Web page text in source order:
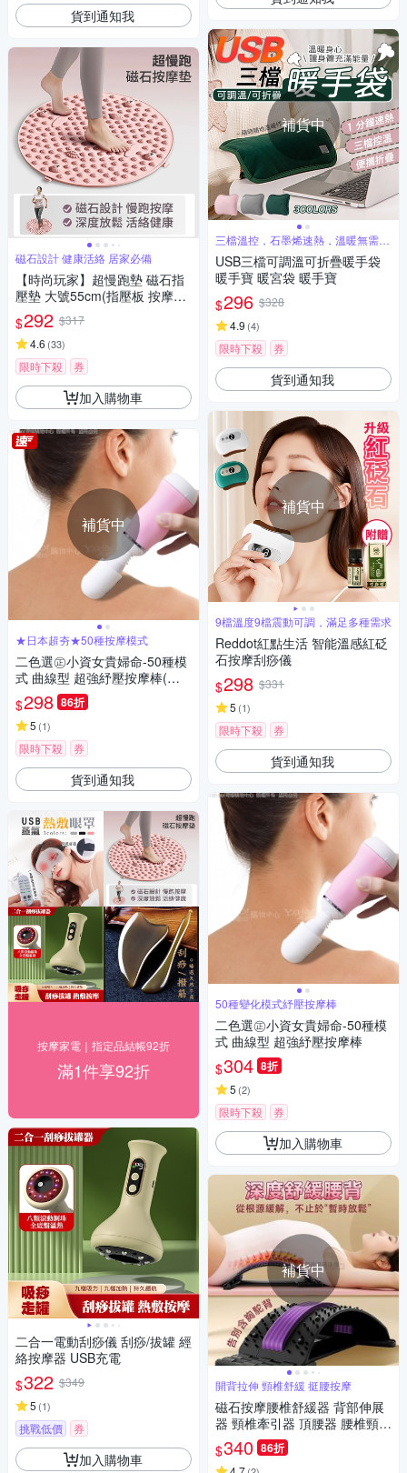
貨到通知我
磁石設計 健康活絡 居家必備
【時尚玩家】超慢跑墊 磁石指
壓墊 大號55cm(指壓板 按摩腳
踏墊 足底按摩)
$292 $317
4.6 (33)
限時下殺 券
加入購物車
補貨中
★日本超夯★50種按摩模式
二色選㊣小資女貴婦命-50種模
式 曲線型 超強紓壓按摩棒(快
速到貨)
$298 86折
5 (1)
限時下殺 券
貨到通知我
按摩家電｜指定品結帳92折
滿1件享92折
二合一電動刮痧儀 刮痧/拔罐 經
絡按摩器 USB充電
$322 $349
5 (1)
挑戰低價 券
加入購物車
補貨中
三檔溫控，石墨烯速熱，溫暖無需等
待
USB三檔可調溫可折疊暖手袋
暖手寶 暖宮袋 暖手寶
$296 $328
4.9 (4)
限時下殺 券
貨到通知我
補貨中
9檔溫度9檔震動可調，滿足多種需求
Reddot紅點生活 智能溫感紅砭
石按摩刮痧儀
$298 $331
5 (1)
限時下殺 券
貨到通知我
50種變化模式紓壓按摩棒
二色選㊣小資女貴婦命-50種模
式 曲線型 超強紓壓按摩棒
$304 8折
5 (2)
限時下殺 券
加入購物車
補貨中
開背拉伸 頸椎舒緩 挺腰按摩
磁石按摩腰椎舒緩器 背部伸展
器 頸椎牽引器 頂腰器 腰椎頸椎
伸展器
$340 86折